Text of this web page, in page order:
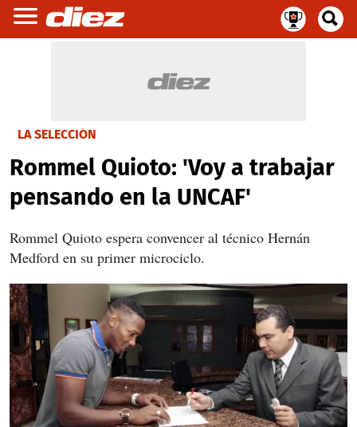
LA SELECCIÓN
Rommel Quioto: 'Voy a trabajar
pensando en la UNCAF'
Rommel Quioto espera convencer al técnico Hernán
Medford en su primer microciclo.